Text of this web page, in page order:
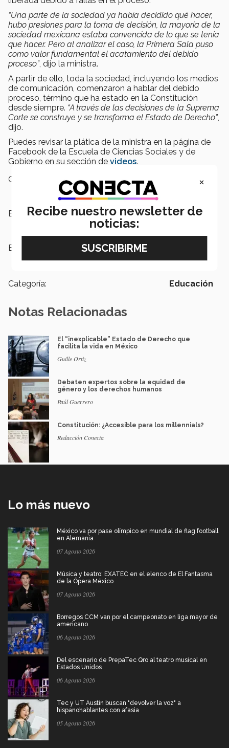
“Una parte de la sociedad ya había decidido qué hacer,
hubo presiones para la toma de decisión, la mayoría de la
sociedad mexicana estaba convencida de lo que se tenía
que hacer. Pero al analizar el caso, la Primera Sala puso
como valor fundamental el acatamiento del debido
proceso”, dijo la ministra.
A partir de ello, toda la sociedad, incluyendo los medios
de comunicación, comenzaron a hablar del debido
proceso, término que ha estado en la Constitución
desde siempre. “A través de las decisiones de la Suprema
Corte se construye y se transforma el Estado de Derecho”,
dijo.
Puedes revisar la plática de la ministra en la página de
Facebook de la Escuela de Ciencias Sociales y de
Gobierno en su sección de videos.
Campus:
Santa Fe
Escuelas: Ciencias Sociales y Gobierno
Etiquetas: Derecho, Licenciado en Derecho,
Categoría: Educación
Notas Relacionadas
El “inexplicable” Estado de Derecho que
facilita la vida en México
Guille Ortiz
Debaten expertos sobre la equidad de
género y los derechos humanos
Paúl Guerrero
Constitución: ¿Accesible para los millennials?
Redacción Conecta
Lo más nuevo
México va por pase olímpico en mundial de flag football
en Alemania
07 Agosto 2026
Música y teatro: EXATEC en el elenco de El Fantasma
de la Ópera México
07 Agosto 2026
Borregos CCM van por el campeonato en liga mayor de
americano
06 Agosto 2026
Del escenario de PrepaTec Qro al teatro musical en
Estados Unidos
06 Agosto 2026
Tec y UT Austin buscan "devolver la voz" a
hispanohablantes con afasia
05 Agosto 2026
×
Recibe nuestro newsletter de
noticias: